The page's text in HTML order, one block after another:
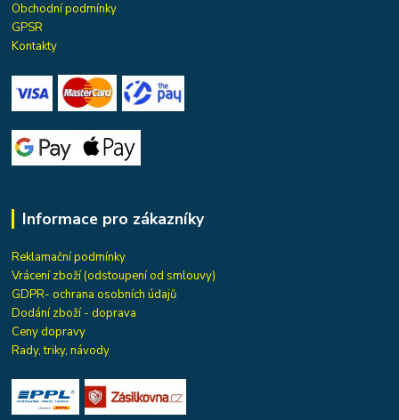
Obchodní podmínky
GPSR
Kontakty
Informace pro zákazníky
Reklamační podmínky
Vrácení zboží (odstoupení od smlouvy)
GDPR- ochrana osobních údajů
Dodání zboží - doprava
Ceny dopravy
Rady, triky, návody